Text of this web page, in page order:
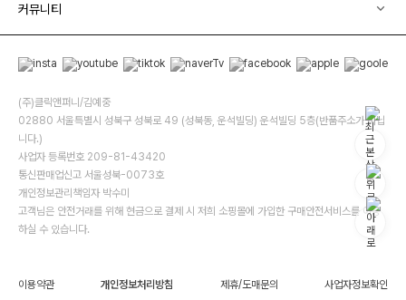
커뮤니티
(주)클릭앤퍼니/김예중
02880 서울특별시 성북구 성북로 49 (성북동, 운석빌딩) 운석빌딩 5층(반품주소가 아닙
니다.)
사업자 등록번호 209-81-43420
통신판매업신고 서울성북-0073호
개인정보관리책임자 박수미
고객님은 안전거래를 위해 현금으로 결제 시 저희 소핑몰에 가입한 구매안전서비스를 이용
하실 수 있습니다.
이용약관 개인정보처리방침 제휴/도매문의 사업자정보확인